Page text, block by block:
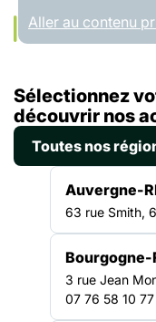
Panneau de gestion
Aller au contenu
Accueil
ACTUALITÉ|12 JUILLET 2022
régionale
précarité
Sélectionnez
découvrir nos
Toutes nos
Auvergne-
63 rue Smith,
Bourgogne-
3 rue Jean
07 76 58 10 77